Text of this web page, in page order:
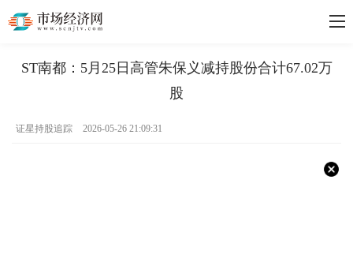
ST南都：5月25日高管朱保义减持股份合计67.02万
股
证星持股追踪 2026-05-26 21:09:31